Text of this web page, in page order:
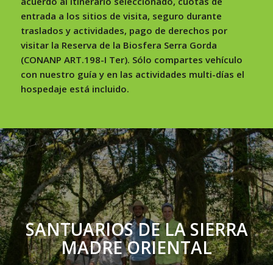
entrada a los sitios de visita, seguro durante
traslados y actividades, pago de derechos por
visitar la Reserva de la Biosfera Serra Gorda
(CONANP ART.198-I Ter). Sólo compartes vehículo
con nuestro guía y en las actividades multi-días el
hospedaje está incluido.
SANTUARIOS DE LA SIERRA
MADRE ORIENTAL